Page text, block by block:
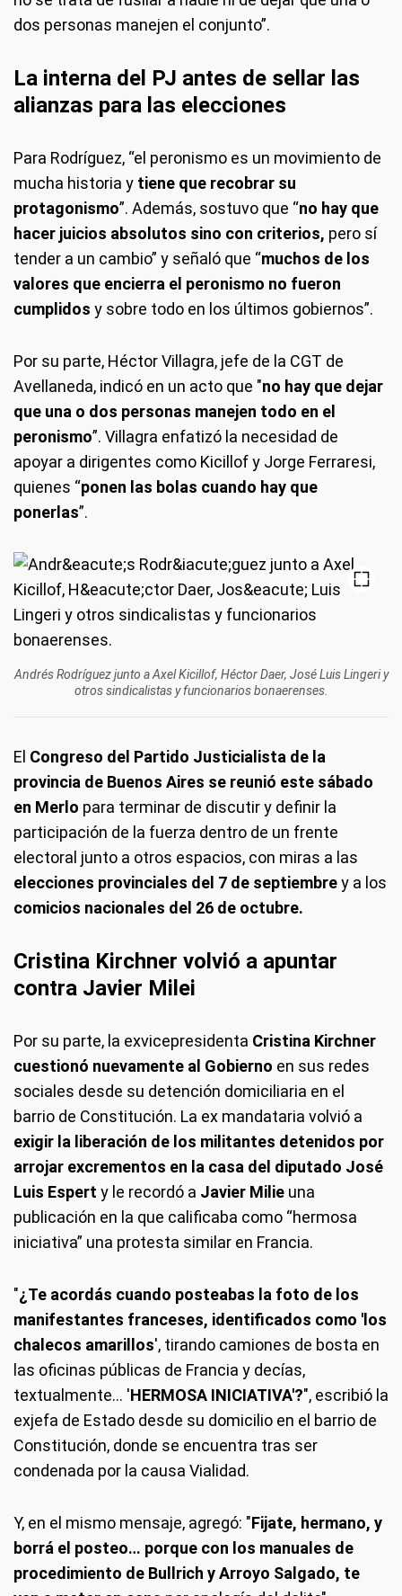
dos personas manejen el conjunto”.
La interna del PJ antes de sellar las
alianzas para las elecciones
Para Rodríguez, “el peronismo es un movimiento de
mucha historia y tiene que recobrar su
protagonismo”. Además, sostuvo que “no hay que
hacer juicios absolutos sino con criterios, pero sí
tender a un cambio” y señaló que “muchos de los
valores que encierra el peronismo no fueron
cumplidos y sobre todo en los últimos gobiernos”.
Por su parte, Héctor Villagra, jefe de la CGT de
Avellaneda, indicó en un acto que "no hay que dejar
que una o dos personas manejen todo en el
peronismo”. Villagra enfatizó la necesidad de
apoyar a dirigentes como Kicillof y Jorge Ferraresi,
quienes “ponen las bolas cuando hay que
ponerlas”.
Andrés Rodríguez junto a Axel Kicillof, Héctor Daer, José Luis Lingeri y
otros sindicalistas y funcionarios bonaerenses.
El Congreso del Partido Justicialista de la
provincia de Buenos Aires se reunió este sábado
en Merlo para terminar de discutir y definir la
participación de la fuerza dentro de un frente
electoral junto a otros espacios, con miras a las
elecciones provinciales del 7 de septiembrey a los
comicios nacionales del 26 de octubre.
Cristina Kirchner volvió a apuntar
contra Javier Milei
Por su parte, la exvicepresidenta Cristina Kirchner
cuestionó nuevamente al Gobierno en sus redes
sociales desde su detención domiciliaria en el
barrio de Constitución. La ex mandataria volvió a
exigir la liberación de los militantes detenidos por
arrojar excrementos en la casa del diputado José
Luis Espert y le recordó a Javier Milie una
publicación en la que calificaba como “hermosa
iniciativa” una protesta similar en Francia.
"¿Te acordás cuando posteabas la foto de los
manifestantes franceses, identificados como 'los
chalecos amarillos', tirando camiones de bosta en
las oficinas públicas de Francia y decías,
textualmente… 'HERMOSA INICIATIVA'?", escribió la
exjefa de Estado desde su domicilio en el barrio de
Constitución, donde se encuentra tras ser
condenada por la causa Vialidad.
Y, en el mismo mensaje, agregó: "Fijate, hermano, y
borrá el posteo… porque con los manuales de
procedimiento de Bullrich y Arroyo Salgado, te